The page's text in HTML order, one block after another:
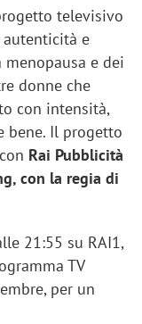
televisivo
autenticità e
e dei
donne che
con intensità,
bene. Il progetto
Rai Pubblicità
con la regia di
21:55 su RAI1,
TV
per un